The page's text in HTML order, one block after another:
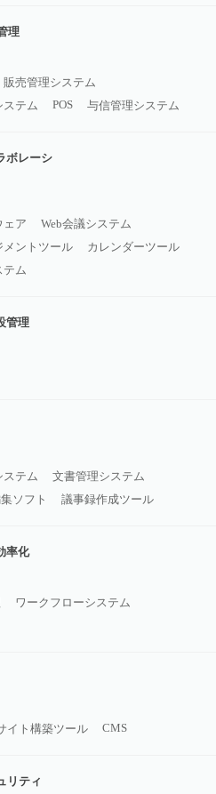
理
販売管理システム
ステム POS 与信管理システム
ボレーシ
ェア
Web会議システム
メントツール
カレンダーツール
テム
管理
ステム
文書管理システム
ソフト 議事録作成ツール
率化
ワークフローシステム
イト構築ツール CMS
リティ